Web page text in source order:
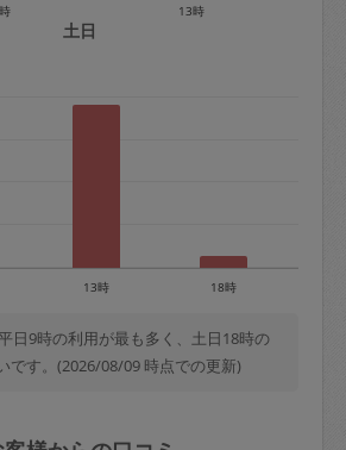
ル料金の設定について：
13時
土日
13時 18時
日9時の利用が最も多く、土日18時の
です。(2026/08/09 時点での更新)